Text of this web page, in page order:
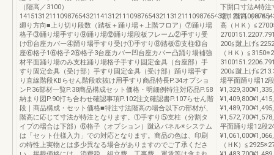
（階高／3100）
廻り方向■上り切り段数（踏板＋踊り場＋上階フロア）⑦踊り場
格子③踊り場手すり⑨踊り場⑫踊り場段板フレーム②手すり受
け⑪台座カバー④踊り場手すり受け①手すり⑧踏板⑤支柱⑩台
座⑥格子1⑥格子2⑥格子3台座カバー凹台座カバー凸踊り場補強
材平面踊り場のみ支柱踊り場格子手すり固定金具（台座部）手
すり固定金具（受け部）手すり固定金具（受け部）踊り場手す
り直線階段KBらせん階段吹抜け用手すり商品特長P.34オプショ
ンP.36部材一覧P.38商品構成セット価格・明細例特注対応品P.58
納まり図P.90打ち合わせ確認事項P.102注文確認書P.107らせん階
段｜商品構成・セット価格■特注寸法階高の場合以下の部材が、
階高に応じて寸法が特注となります。①手すり⑤支柱（分割タ
イプの場合は下部）⑥格子（オプション）蹴込パネル※システム
は「セット仕様入力」での対応となります。商品の色は、印刷
の特性上実物とは多少異なる場合がありますのでご了承くださ
下開口寸法A特
場）階高（ＨＫ
高（ＨＫ）
200≦蹴上げ
（ＨＫ）
200≦蹴上げ
場平面踊り場12
平面踊り場12段
（ＨK）